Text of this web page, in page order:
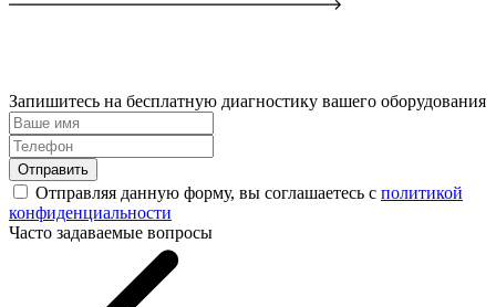
Запишитесь на бесплатную диагностику вашего оборудования
Отправить
Отправляя данную форму, вы соглашаетесь с политикой
конфиденциальности
Часто задаваемые вопросы